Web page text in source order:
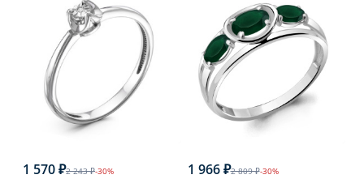
1 570 ₽2 243 ₽-30% 1 966 ₽2 809 ₽-30%